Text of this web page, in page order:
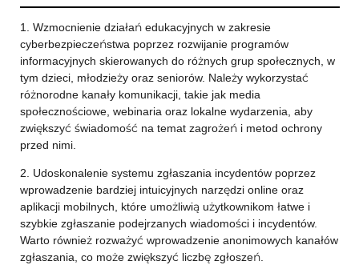
1. Wzmocnienie działań edukacyjnych w zakresie
cyberbezpieczeństwa poprzez rozwijanie programów
informacyjnych skierowanych do różnych grup społecznych, w
tym dzieci, młodzieży oraz seniorów. Należy wykorzystać
różnorodne kanały komunikacji, takie jak media
społecznościowe, webinaria oraz lokalne wydarzenia, aby
zwiększyć świadomość na temat zagrożeń i metod ochrony
przed nimi.
2. Udoskonalenie systemu zgłaszania incydentów poprzez
wprowadzenie bardziej intuicyjnych narzędzi online oraz
aplikacji mobilnych, które umożliwią użytkownikom łatwe i
szybkie zgłaszanie podejrzanych wiadomości i incydentów.
Warto również rozważyć wprowadzenie anonimowych kanałów
zgłaszania, co może zwiększyć liczbę zgłoszeń.